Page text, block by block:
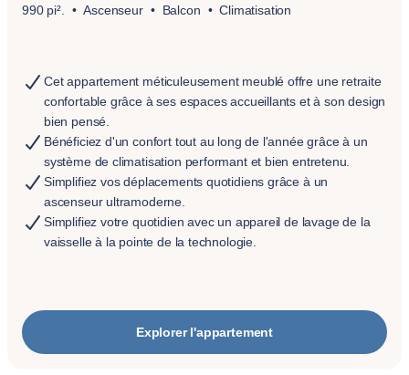
990 pi². Ascenseur Balcon Climatisation
Cet appartement méticuleusement meublé offre une retraite
confortable grâce à ses espaces accueillants et à son design
bien pensé.
Bénéficiez d'un confort tout au long de l'année grâce à un
système de climatisation performant et bien entretenu.
Simplifiez vos déplacements quotidiens grâce à un
ascenseur ultramoderne.
Simplifiez votre quotidien avec un appareil de lavage de la
vaisselle à la pointe de la technologie.
Explorer l'appartement